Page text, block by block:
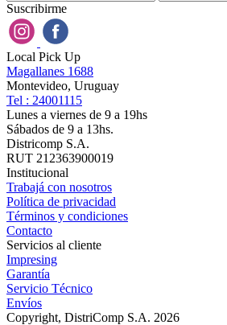
Suscribirme
Local Pick Up
Magallanes 1688
Montevideo, Uruguay
Tel : 24001115
Lunes a viernes de 9 a 19hs
Sábados de 9 a 13hs.
Districomp S.A.
RUT 212363900019
Institucional
Trabajá con nosotros
Política de privacidad
Términos y condiciones
Contacto
Servicios al cliente
Impresing
Garantía
Servicio Técnico
Envíos
Copyright, DistriComp S.A. 2026